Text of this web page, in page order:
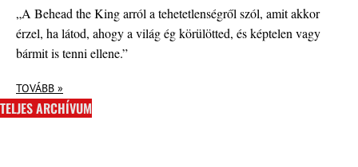
„A Behead the King arról a tehetetlenségről szól, amit akkor
érzel, ha látod, ahogy a világ ég körülötted, és képtelen vagy
bármit is tenni ellene.”
TOVÁBB »
TELJES ARCHÍVUM